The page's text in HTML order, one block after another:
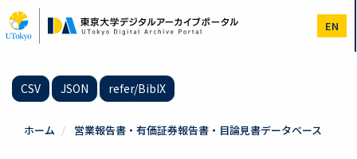
イ
ン
EN
CSV JSON refer/BibIX
ホーム 営業報告書・有価証券報告書・目論見書データベース